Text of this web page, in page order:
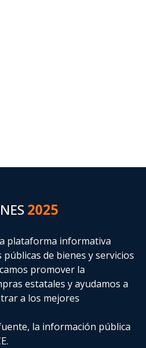
2025
plataforma informativa
de bienes y servicios
promover la
estatalesy ayudamos a
a los mejores
la información pública